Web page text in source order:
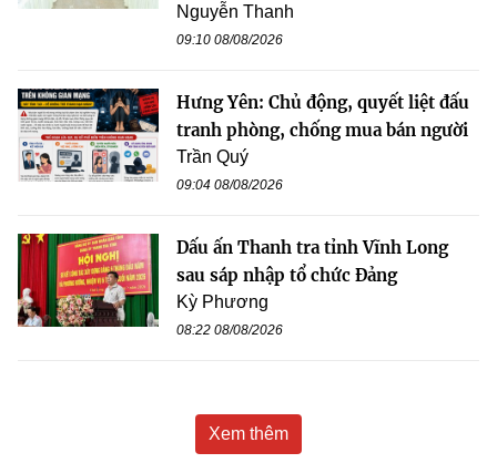
Nguyễn Thanh
09:10 08/08/2026
Hưng Yên: Chủ động, quyết liệt đấu
tranh phòng, chống mua bán người
Trần Quý
09:04 08/08/2026
Dấu ấn Thanh tra tỉnh Vĩnh Long
sau sáp nhập tổ chức Đảng
Kỳ Phương
08:22 08/08/2026
Xem thêm